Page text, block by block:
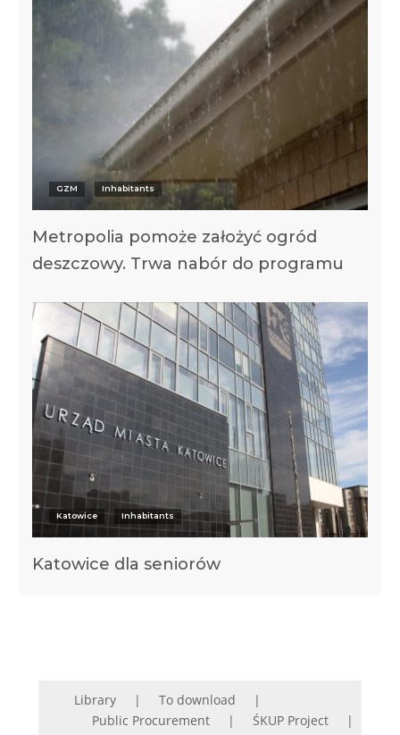
GZM Inhabitants
Metropolia pomoże założyć ogród
deszczowy. Trwa nabór do programu
Katowice Inhabitants
Katowice dla seniorów
Library
To download
Public Procurement
ŚKUP Project